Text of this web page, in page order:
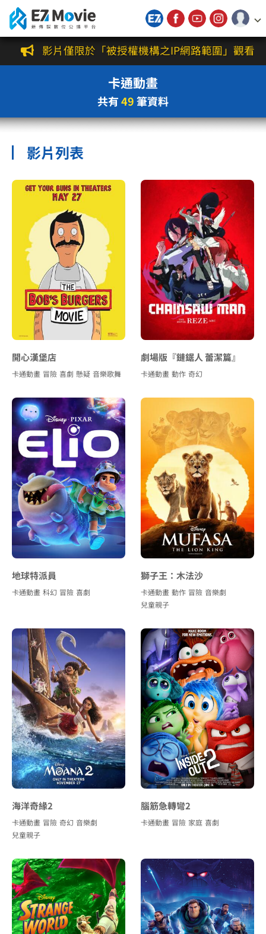
新傳媒數位公播平台
權影片僅限於「被授權機構之IP網路範圍」觀看使用，
卡通動畫
共有49筆資料
影片列表
開心漢堡店
卡通動畫 冒險 喜劇 懸疑 音樂歌舞
劇場版『鏈鋸人 蕾潔篇』
卡通動畫 動作 奇幻
地球特派員
卡通動畫 科幻 冒險 喜劇
獅子王：木法沙
卡通動畫 動作 冒險 音樂劇
兒童親子
海洋奇緣2
卡通動畫 冒險 奇幻 音樂劇
兒童親子
腦筋急轉彎2
卡通動畫 冒險 家庭 喜劇